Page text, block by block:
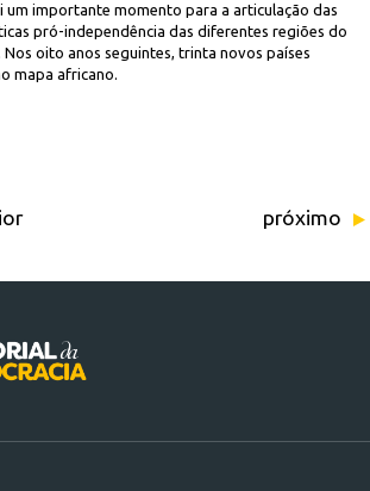
um importante momento para a articulação das
pró-independência das diferentes regiões do
Nos oito anos seguintes, trinta novos países
mapa africano.
próximo